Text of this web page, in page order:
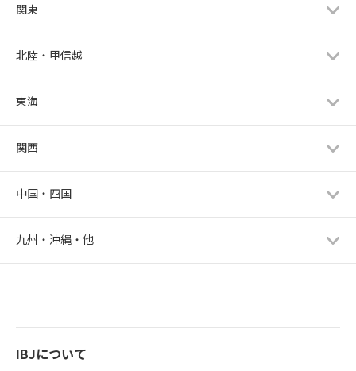
関東
北陸・甲信越
東海
関西
中国・四国
九州・沖縄・他
IBJについて